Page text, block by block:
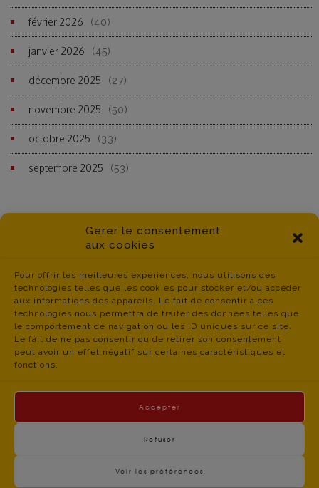
Gérer le consentement
aux cookies
Pour offrir les meilleures expériences, nous utilisons des
technologies telles que les cookies pour stocker et/ou accéder
aux informations des appareils. Le fait de consentir à ces
technologies nous permettra de traiter des données telles que
le comportement de navigation ou les ID uniques sur ce site.
Le fait de ne pas consentir ou de retirer son consentement
peut avoir un effet négatif sur certaines caractéristiques et
fonctions.
Accepter
Refuser
Voir les préférences
février 2026 (40)
janvier 2026 (45)
décembre 2025 (27)
novembre 2025 (50)
octobre 2025 (33)
septembre 2025 (53)